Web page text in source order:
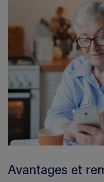
Avantages et